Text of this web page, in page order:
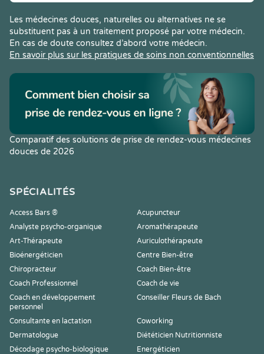
Les médecines douces, naturelles ou alternatives ne se
substituent pas à un traitement proposé par votre médecin.
En cas de doute consultez d’abord votre médecin.
En savoir plus sur les pratiques de soins non conventionnelles
Comparatif des solutions de prise de rendez-vous médecines
douces de 2026
SPÉCIALITÉS
Access Bars ®
Acupuncteur
Analyste psycho-organique
Aromathérapeute
Art-Thérapeute
Auriculothérapeute
Bioénergéticien
Centre Bien-être
Chiropracteur
Coach Bien-être
Coach Professionnel
Coach de vie
Coach en développement
personnel
Conseiller Fleurs de Bach
Consultante en lactation
Coworking
Dermatologue
Diététicien Nutritionniste
Décodage psycho-biologique
Energéticien